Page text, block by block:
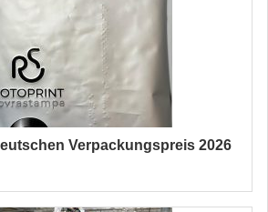
Verpackungspreis 2026